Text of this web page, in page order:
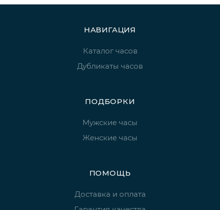
НАВИГАЦИЯ
Каталог часов
Дубликаты часов
ПОДБОРКИ
Мужские часы
Женские часы
ПОМОЩЬ
Доставка и оплата